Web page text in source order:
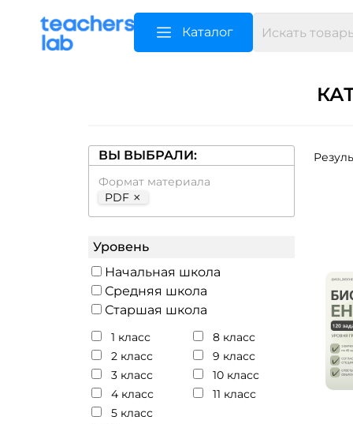
Каталог
ВЫ ВЫБРАЛИ:
Формат материала
PDF ×
Уровень
Начальная школа
Средняя школа
Старшая школа
1 класс
2 класс
3 класс
4 класс
5 класс
8 класс
9 класс
10 класс
11 класс